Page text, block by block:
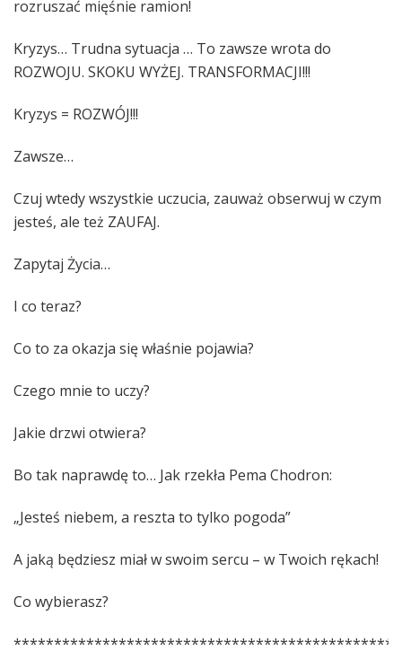
rozruszać mięśnie ramion!
Kryzys… Trudna sytuacja … To zawsze wrota do
ROZWOJU. SKOKU WYŻEJ. TRANSFORMACJI!!!
Kryzys = ROZWÓJ!!!
Zawsze…
Czuj wtedy wszystkie uczucia, zauważ obserwuj w czym
jesteś, ale też ZAUFAJ.
Zapytaj Życia…
I co teraz?
Co to za okazja się właśnie pojawia?
Czego mnie to uczy?
Jakie drzwi otwiera?
Bo tak naprawdę to… Jak rzekła Pema Chodron:
„Jesteś niebem, a reszta to tylko pogoda”
A jaką będziesz miał w swoim sercu – w Twoich rękach!
Co wybierasz?